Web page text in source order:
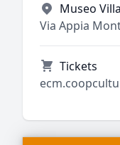
Museo
Via Appia
Tickets